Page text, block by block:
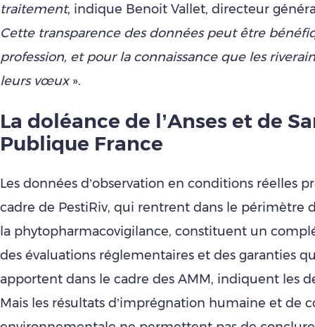
traitement, indique Benoit Vallet, directeur
Cette transparence des données peut être
profession, et pour la connaissance que les
leurs vœux».
La doléance de l’Anses et de
Publique France
Les données d’observation en conditions réelles
cadre de PestiRiv, qui rentrent dans le périmètre
la phytopharmacovigilance, constituent un
des évaluations réglementaires et des garanties
apportent dans le cadre des AMM, indiquent les
Mais les résultats d’imprégnation humaine et de